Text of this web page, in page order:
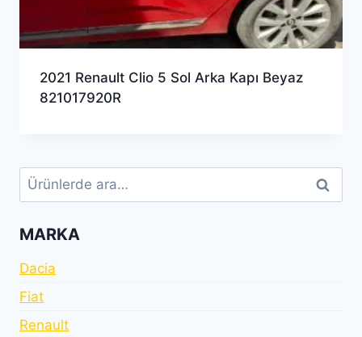
2021 Renault Clio 5 Sol Arka Kapı Beyaz
821017920R
Ara: Ara
MARKA
Dacia
Fiat
Renault